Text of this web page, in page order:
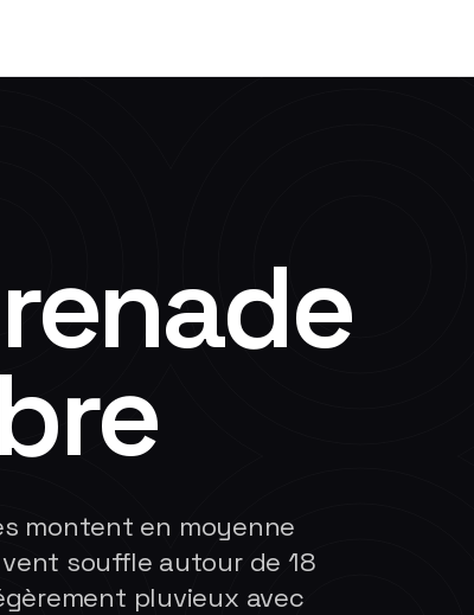
montent en moyenne
souffle autour de 18
pluvieux avec